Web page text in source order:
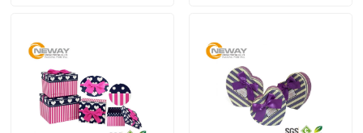
Scatole d'imballaggio di elettronica
Scatole d'imballaggio cosmetiche